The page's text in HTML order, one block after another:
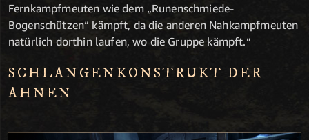
Fernkampfmeuten wie dem „Runenschmiede-
Bogenschützen“ kämpft, da die anderen Nahkampfmeuten
natürlich dorthin laufen, wo die Gruppe kämpft.“
SCHLANGENKONSTRUKT DER
AHNEN